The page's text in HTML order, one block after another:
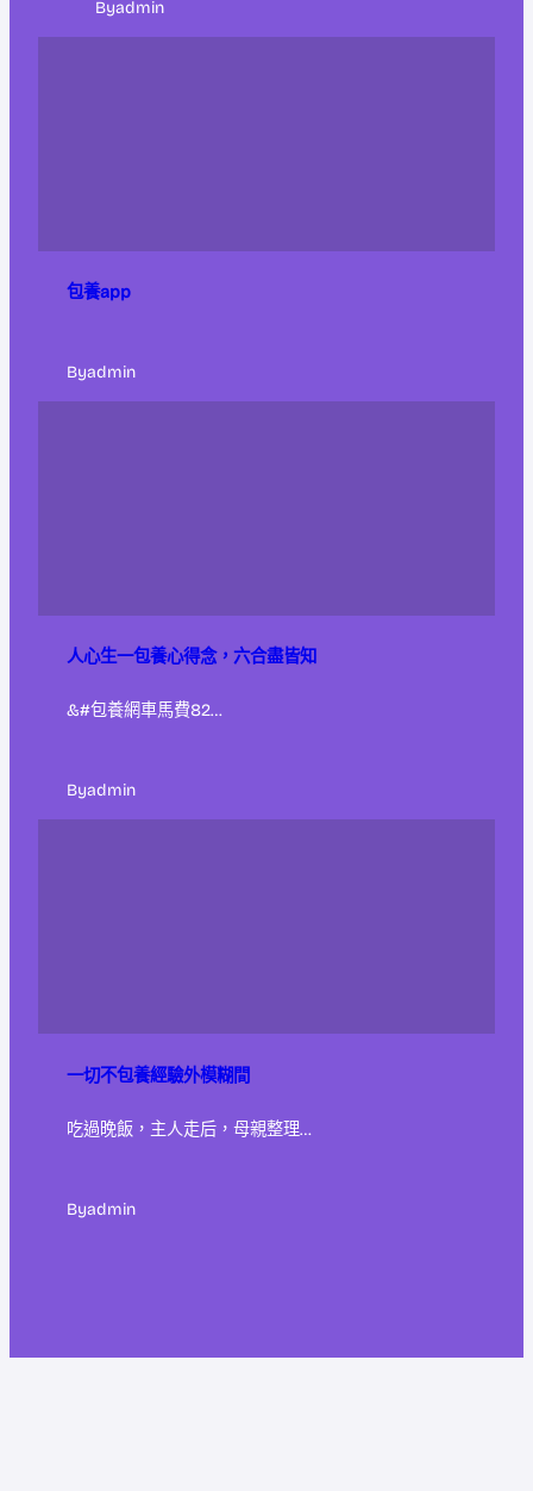
Byadmin
包養app
Byadmin
人心生一包養心得念，六合盡皆知
&#包養網車馬費82…
Byadmin
一切不包養經驗外模糊間
吃過晚飯，主人走后，母親整理…
Byadmin